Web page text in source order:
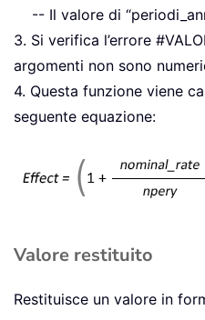
-- Il valore di
3. Si verifica l’errore
argomenti non sono
4. Questa funzione viene
seguente equazione:
Valore restituito
Restituisce un valore in